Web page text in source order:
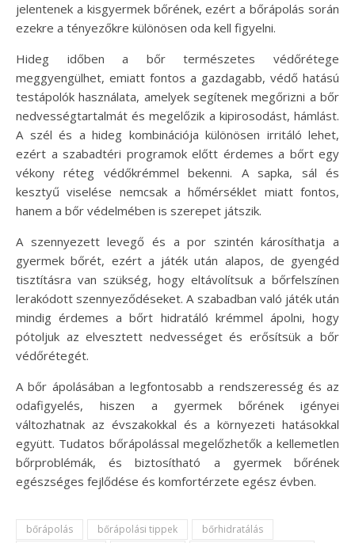
jelentenek a kisgyermek bőrének, ezért a bőrápolás során
ezekre a tényezőkre különösen oda kell figyelni.
Hideg időben a bőr természetes védőrétege
meggyengülhet, emiatt fontos a gazdagabb, védő hatású
testápolók használata, amelyek segítenek megőrizni a bőr
nedvességtartalmát és megelőzik a kipirosodást, hámlást.
A szél és a hideg kombinációja különösen irritáló lehet,
ezért a szabadtéri programok előtt érdemes a bőrt egy
vékony réteg védőkrémmel bekenni. A sapka, sál és
kesztyű viselése nemcsak a hőmérséklet miatt fontos,
hanem a bőr védelmében is szerepet játszik.
A szennyezett levegő és a por szintén károsíthatja a
gyermek bőrét, ezért a játék után alapos, de gyengéd
tisztításra van szükség, hogy eltávolítsuk a bőrfelszínen
lerakódott szennyeződéseket. A szabadban való játék után
mindig érdemes a bőrt hidratáló krémmel ápolni, hogy
pótoljuk az elvesztett nedvességet és erősítsük a bőr
védőrétegét.
A bőr ápolásában a legfontosabb a rendszeresség és az
odafigyelés, hiszen a gyermek bőrének igényei
változhatnak az évszakokkal és a környezeti hatásokkal
együtt. Tudatos bőrápolással megelőzhetők a kellemetlen
bőrproblémák, és biztosítható a gyermek bőrének
egészséges fejlődése és komfortérzete egész évben.
bőrápolás bőrápolási tippek
bőrhidratálás